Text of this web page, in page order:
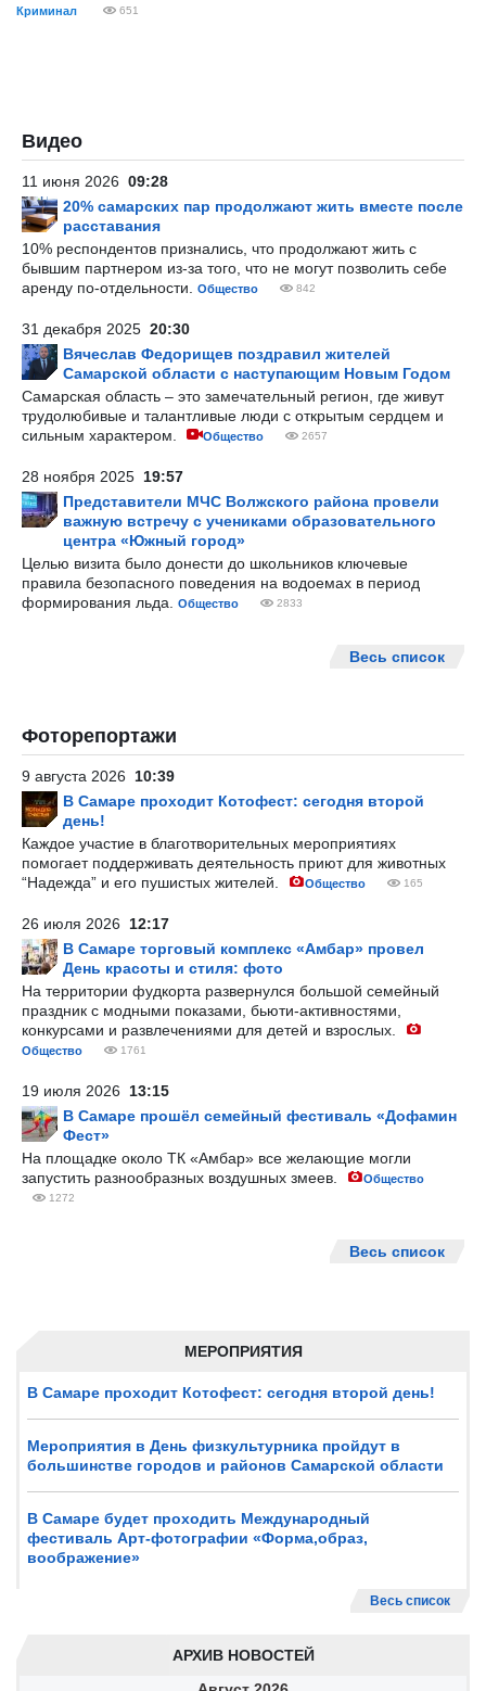
МЕРОПРИЯТИЯ
В Самаре проходит Котофест: сегодня второй день!
Мероприятия в День физкультурника пройдут в
большинстве городов и районов Самарской области
В Самаре будет проходить Международный
фестиваль Арт-фотографии «Форма,образ,
воображение»
Весь список
АРХИВ НОВОСТЕЙ
Криминал 651
Видео
11 июня 2026 09:28
20% самарских пар продолжают жить вместе после
расставания
10% респондентов признались, что продолжают жить с
бывшим партнером из-за того, что не могут позволить себе
аренду по-отдельности.
Общество 842
31 декабря 2025 20:30
Вячеслав Федорищев поздравил жителей
Самарской области с наступающим Новым Годом
Самарская область – это замечательный регион, где живут
трудолюбивые и талантливые люди с открытым сердцем и
сильным характером.
Общество 2657
28 ноября 2025 19:57
Представители МЧС Волжского района провели
важную встречу с учениками образовательного
центра «Южный город»
Целью визита было донести до школьников ключевые
правила безопасного поведения на водоемах в период
формирования льда.
Общество 2833
Весь список
Фоторепортажи
9 августа 2026 10:39
В Самаре проходит Котофест: сегодня второй
день!
Каждое участие в благотворительных мероприятиях
помогает поддерживать деятельность приют для животных
“Надежда” и его пушистых жителей.
Общество 165
26 июля 2026 12:17
В Самаре торговый комплекс «Амбар» провел
День красоты и стиля: фото
На территории фудкорта развернулся большой семейный
праздник с модными показами, бьюти-активностями,
конкурсами и развлечениями для детей и взрослых.
Общество 1761
19 июля 2026 13:15
В Самаре прошёл семейный фестиваль «Дофамин
Фест»
На площадке около ТК «Амбар» все желающие могли
запустить разнообразных воздушных змеев.
Общество
1272
Весь список